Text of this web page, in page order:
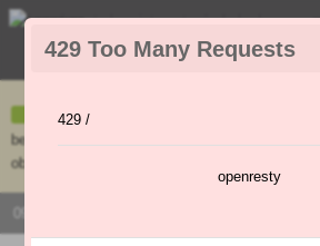
429 Too Many Requests
429 /
openresty
Ceny uvedené na e-shope sa môžu líšiť
bez objednávky. Tovar skladom pripravíme do
objednávky. Predajňa je v sobotu zatvorená.